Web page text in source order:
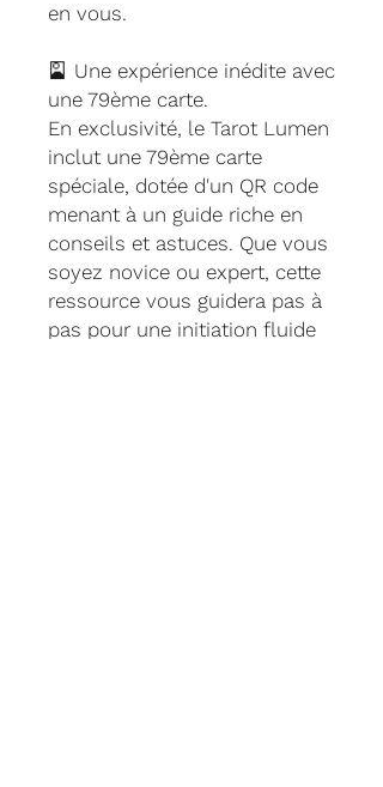
en vous.
🎴 Une expérience inédite avec
une 79ème carte.
En exclusivité, le Tarot Lumen
inclut une 79ème carte
spéciale, dotée d'un QR code
menant à un guide riche en
conseils et astuces. Que vous
soyez novice ou expert, cette
ressource vous guidera pas à
pas pour une initiation fluide